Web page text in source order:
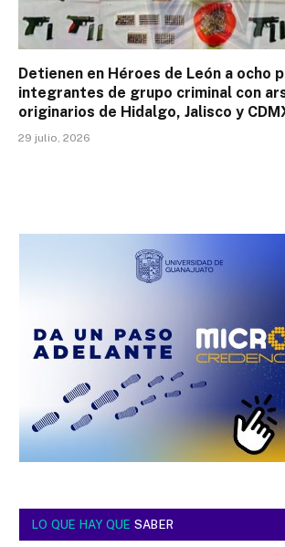
Detienen en Héroes de León a ocho
integrantes de grupo criminal con
originarios de Hidalgo, Jalisco y
29 julio, 2026
LO QUE HAY QUE SABER